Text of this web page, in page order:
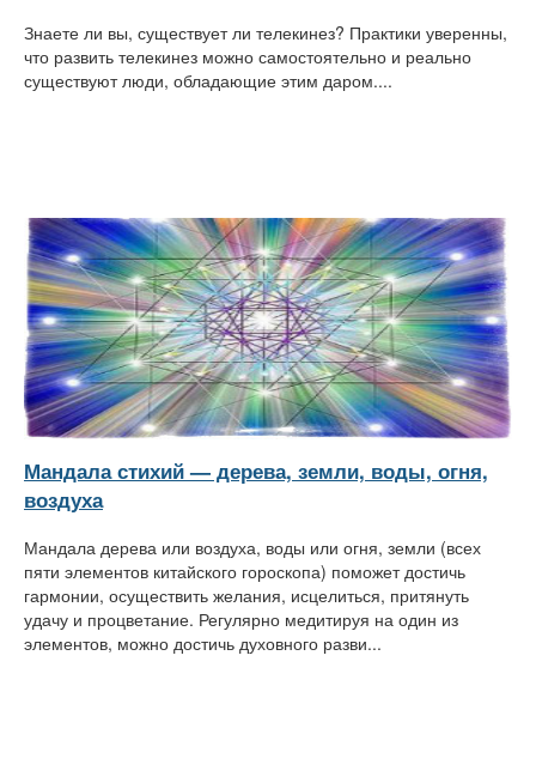
Знаете ли вы, существует ли телекинез? Практики уверенны,
что развить телекинез можно самостоятельно и реально
существуют люди, обладающие этим даром....
Мандала стихий — дерева, земли, воды, огня,
воздуха
Мандала дерева или воздуха, воды или огня, земли (всех
пяти элементов китайского гороскопа) поможет достичь
гармонии, осуществить желания, исцелиться, притянуть
удачу и процветание. Регулярно медитируя на один из
элементов, можно достичь духовного разви...